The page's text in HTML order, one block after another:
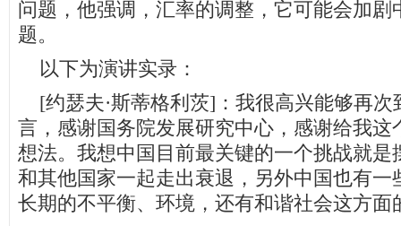
问题，他强调，汇率的调整，它可能会加剧
题。
以下为演讲实录：
[约瑟夫·斯蒂格利茨]：我很高兴能够再次
言，感谢国务院发展研究中心，感谢给我这
想法。我想中国目前最关键的一个挑战就是
和其他国家一起走出衰退，另外中国也有一
长期的不平衡、环境，还有和谐社会这方面